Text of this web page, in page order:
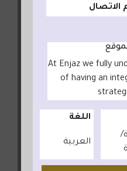
"At Enjaz we fully
of having an
اللغة
العربية